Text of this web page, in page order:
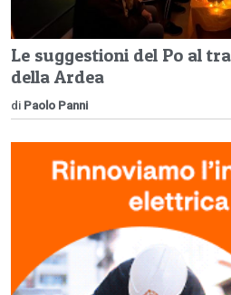
Le suggestioni del Po al
della Ardea
di Paolo Panni